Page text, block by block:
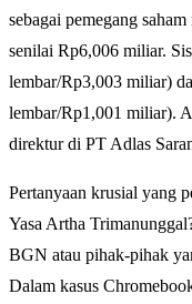
sebagai pemegang
senilai Rp6,006 miliar.
lembar/Rp3,003 miliar)
lembar/Rp1,001 miliar).
direktur di PT Adlas
Pertanyaan krusial yang
Yasa Artha
BGN atau pihak-pihak
Dalam kasus